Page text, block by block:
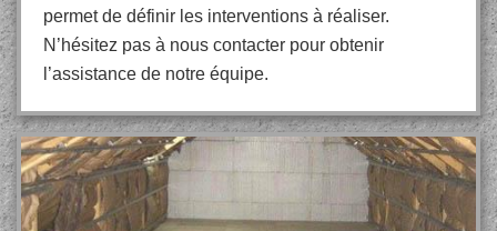
permet de définir les interventions à réaliser.
N’hésitez pas à nous contacter pour obtenir
l’assistance de notre équipe.